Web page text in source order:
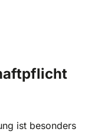
ist besonders